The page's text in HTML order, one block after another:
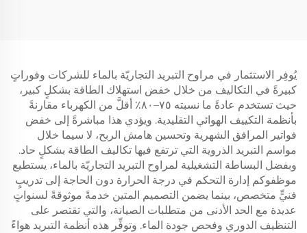
يُوفِر الاستثمار في مراوح التبريد التجاريّة بالماء للشركات وفوراتٍ
كبيرةً في التكاليف من خلال خفض استهلاك الطاقة بشكلٍ كبير،
حيث تستخدم عادةً ما نسبته ٧٥–٨٠٪ أقلَّ من الكهرباء مقارنةً
بأنظمة التكييف الهوائي التقليدية. ويؤدي هذا مباشرةً إلى خفض
فواتير المرافق الشهرية وتحسين هامش الربح، لا سيما خلال
مواسم التبريد الذروية التي ترتفع فيها تكاليف الطاقة بشكلٍ حاد.
وبفضل البساطة التشغيلية لمراوح التبريد التجاريّة بالماء، يستطيع
موظفوكم إدارة التحكم في درجة الحرارة دون الحاجة إلى تدريبٍ
فنيٍّ متخصص، بينما يضمن التصميم المتين خدمةً موثوقةً لسنواتٍ
عديدة مع الحد الأدنى من متطلبات الصيانة، والتي تقتصر على
التنظيف الدوري وفحص جودة الماء. وتوفِّر هذه أنظمة التبريد هواءً